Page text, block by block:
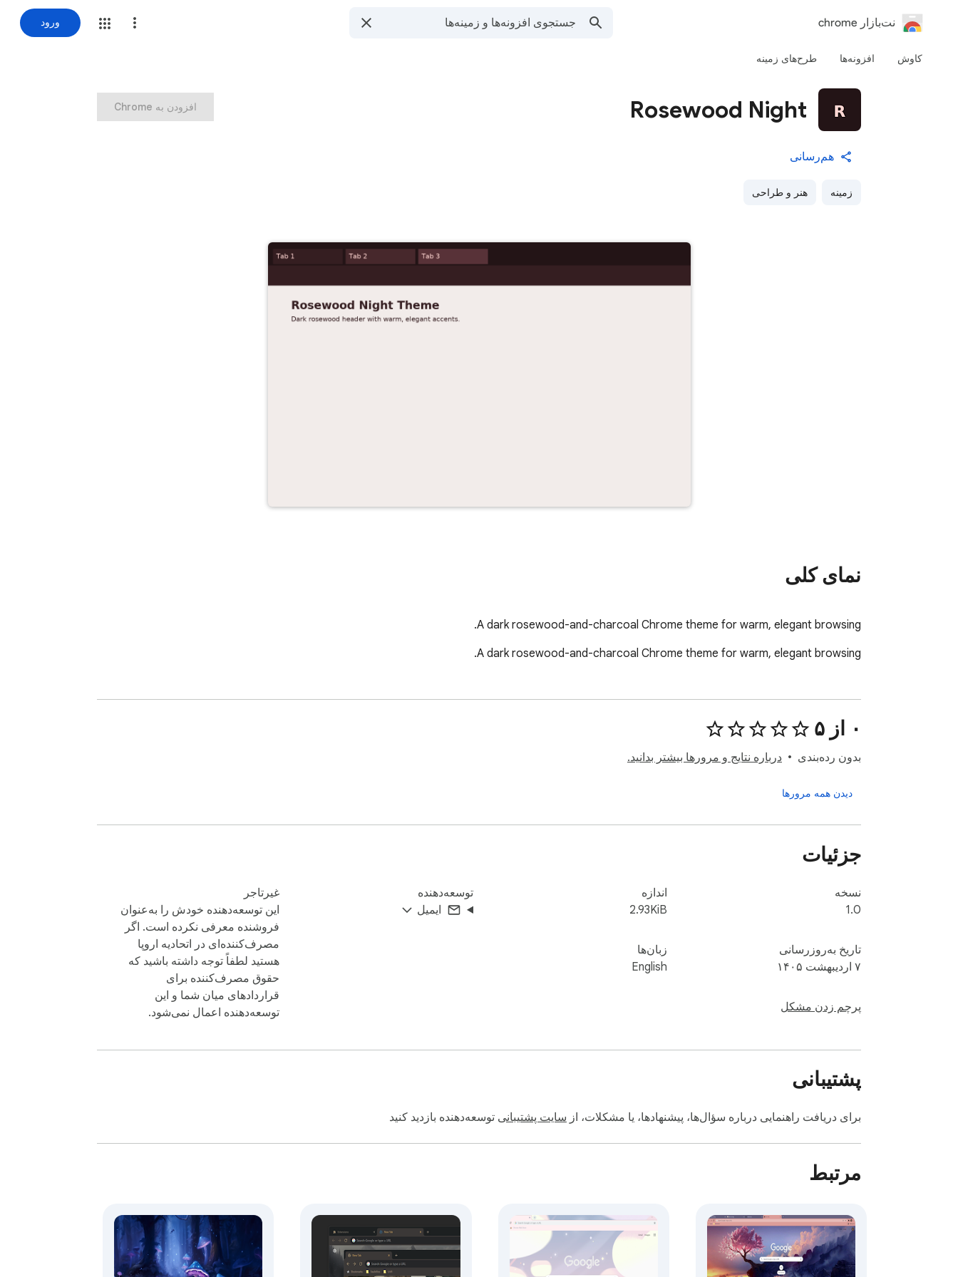
‏نت‌بازار chrome ورود
کاوش افزونه‌ها طرح‌های زمینه
Rosewood Night
هم‌رسانی
زمینه هنر و طراحی
‏افزودن به Chrome
نمای کلی
A dark rosewood-and-charcoal Chrome theme for warm, elegant browsing.
A dark rosewood-and-charcoal Chrome theme for warm, elegant browsing.
۰ از ۵
بدون رده‌بندی درباره نتایج و مرورها بیشتر بدانید.
دیدن همه مرورها
جزئیات
نسخه
1.0
تاریخ به‌روزرسانی
۷ اردیبهشت ۱۴۰۵
پرچم زدن مشکل
اندازه
2.93KiB
زبان‌ها
English
توسعه‌دهنده
ایمیل
غیرتاجر
این توسعه‌دهنده خودش را به‌عنوان
فروشنده معرفی نکرده است. اگر
مصرف‌کننده‌ای در اتحادیه اروپا
هستید لطفاً توجه داشته باشید که
حقوق مصرف‌کننده برای
قراردادهای میان شما و این
توسعه‌دهنده اعمال نمی‌شود.
پشتیبانی
برای دریافت راهنمایی درباره سؤال‌ها، پیشنهادها، یا مشکلات، از سایت پشتیبانی توسعه‌دهنده بازدید کنید
مرتبط